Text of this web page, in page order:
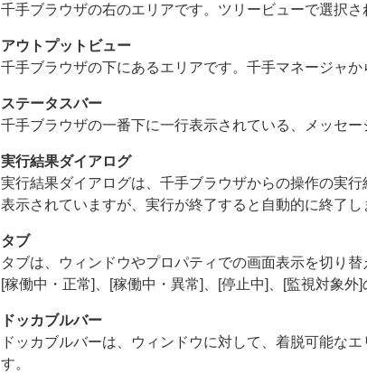
千手ブラウザの右のエリアです。ツリービューで選択
アウトプットビュー
千手ブラウザの下にあるエリアです。千手マネージャ
ステータスバー
千手ブラウザの一番下に一行表示されている、メッセー
実行結果ダイアログ
実行結果ダイアログは、千手ブラウザからの操作の実
表示されていますが、実行が終了すると自動的に終了し
タブ
タブは、ウィンドウやプロパティでの画面表示を切り
[稼働中・正常]、[稼働中・異常]、[停止中]、[監視対象外]
ドッカブルバー
ドッカブルバーは、ウィンドウに対して、着脱可能な
す。